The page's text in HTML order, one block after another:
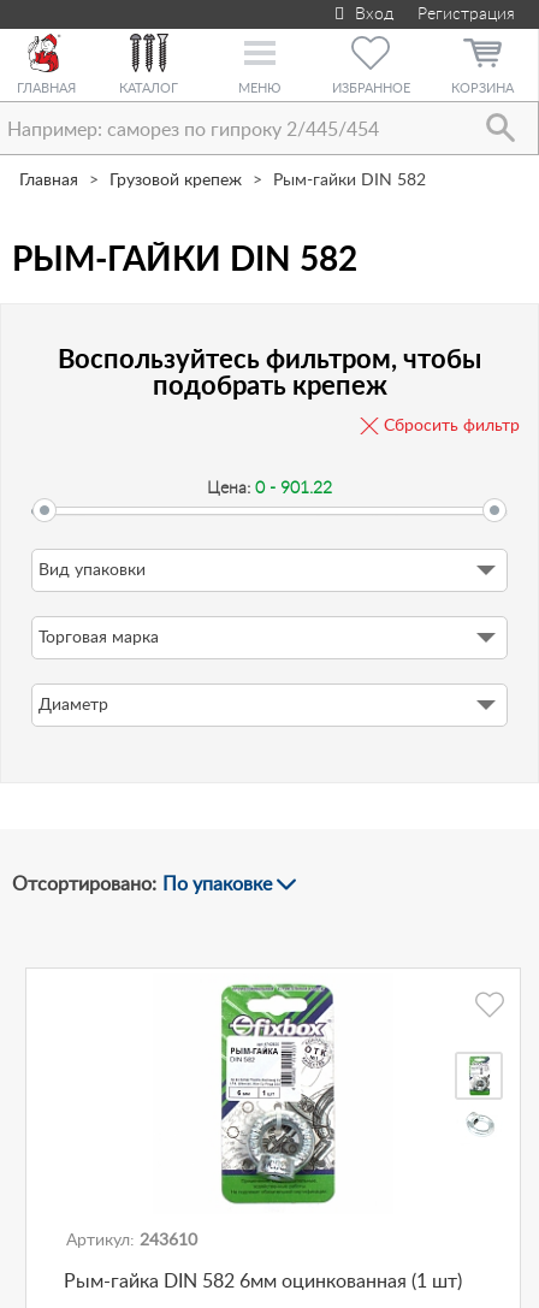
Вход Регистрация
ГЛАВНАЯ КАТАЛОГ
Toggle
МЕНЮ ИЗБРАННОЕ КОРЗИНА
Главная Грузовой крепеж Рым-гайки DIN 582
РЫМ-ГАЙКИ DIN 582
Воспользуйтесь фильтром, чтобы
подобрать крепеж
Сбросить фильтр
Цена: 0 - 901.22
-
Рублей
Вид упаковки
Торговая марка
Диаметр
Отсортировано: По упаковке
Артикул: 243610
Рым-гайка DIN 582 6мм оцинкованная (1 шт)